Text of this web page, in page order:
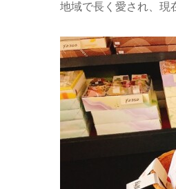
地域で長く愛され、現